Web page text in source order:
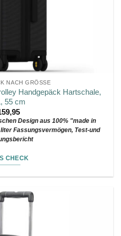
NACH GRÖSSE
Handgepäck Hartschale,
55 cm
Design aus 100% "made in
Fassungsvermögen, Test-und
CHECK